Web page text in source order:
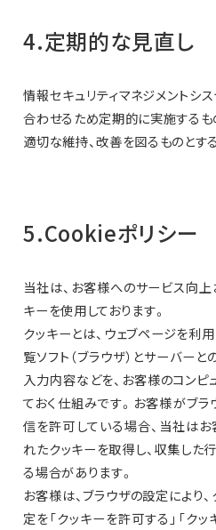
4.定期的な見直し
情報セキュリティマネジメントシ
合わせるため定期的に実施するも
適切な維持、改善を図るものとする
5.Cookieポリシー
当社は、お客様へのサービス向
キーを使用しております。
クッキーとは、ウェブページを利
覧ソフト（ブラウザ）とサーバー
入力内容などを、お客様のコンピ
ておく仕組みです。お客様がブ
信を許可している場合、当社は
れたクッキーを取得し、収集し
る場合があります。
お客様は、ブラウザの設定により
定を「クッキーを許可する」「ク